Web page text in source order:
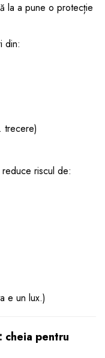
la a pune o protecție
din:
trecere)
riscul de:
e un lux.)
cheia pentru